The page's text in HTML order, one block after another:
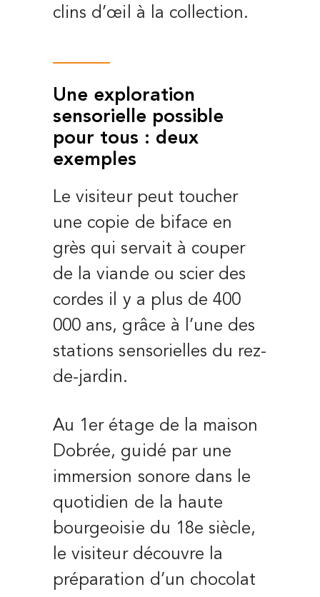
clins d’œil à la collection.
Une exploration
sensorielle possible
pour tous : deux
exemples
Le visiteur peut toucher
une copie de biface en
grès qui servait à couper
de la viande ou scier des
cordes il y a plus de 400
000 ans, grâce à l’une des
stations sensorielles du rez-
de-jardin.
Au 1er étage de la maison
Dobrée, guidé par une
immersion sonore dans le
quotidien de la haute
bourgeoisie du 18e siècle,
le visiteur découvre la
préparation d’un chocolat